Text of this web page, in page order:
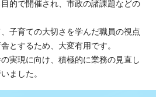
的で開催され、市政の諸課題などの
子育ての大切さを学んだ職員の視点
とするため、大変有用です。
実現に向け、積極的に業務の見直し
ました。